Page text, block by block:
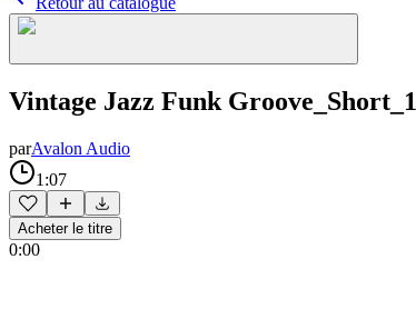
Vintage Jazz Funk Groove_Short_1
parAvalon Audio
1:07
Acheter le titre
0:00